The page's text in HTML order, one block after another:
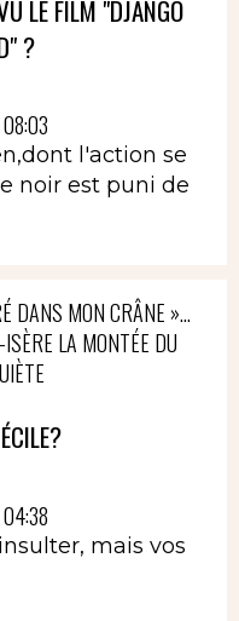
LE FILM "DJANGO
?
l'action se
noir est puni de
DANS MON CRÂNE »…
LA MONTÉE DU
mais vos